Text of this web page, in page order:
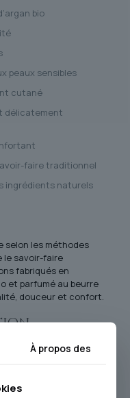
bio
peaux sensibles
cutané
délicatement
faire traditionnel
ingrédients naturels
selon les méthodes
le savoir-faire
fabriqués en
et parfumé au beurre
douceur et confort.
obtenir une
sur le visage et le
au beurre de karité
À propos des